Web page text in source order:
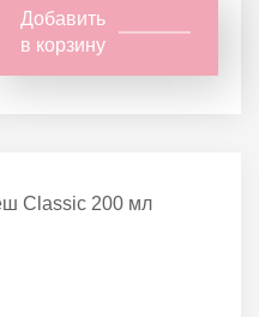
Добавить
в корзину
Classic 200 мл